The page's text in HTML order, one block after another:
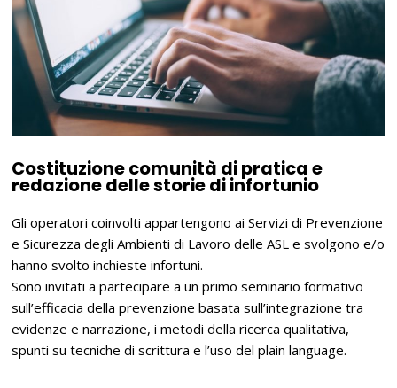
Costituzione comunità di pratica e
redazione delle storie di infortunio
Gli operatori coinvolti appartengono ai Servizi di Prevenzione
e Sicurezza degli Ambienti di Lavoro delle ASL e svolgono e/o
hanno svolto inchieste infortuni.
Sono invitati a partecipare a un primo seminario formativo
sull’efficacia della prevenzione basata sull’integrazione tra
evidenze e narrazione, i metodi della ricerca qualitativa,
spunti su tecniche di scrittura e l’uso del plain language.